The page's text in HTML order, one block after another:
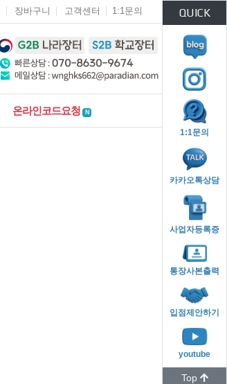
QUICK
1:1문의
카카오톡상담
사업자등록증
통장사본출력
입점제안하기
youtube
Top
장바구니 고객센터 1:1문의
온라인코드요청 N